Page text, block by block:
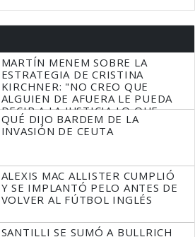
MARTÍN MENEM SOBRE LA
ESTRATEGIA DE CRISTINA
KIRCHNER: "NO CREO QUE
ALGUIEN DE AFUERA LE PUEDA
DECIR A LA JUSTICIA LO QUE
TIENE QUE HACER"
QUÉ DIJO BARDEM DE LA
INVASIÓN DE CEUTA
ALEXIS MAC ALLISTER CUMPLIÓ
Y SE IMPLANTÓ PELO ANTES DE
VOLVER AL FÚTBOL INGLÉS
SANTILLI SE SUMÓ A BULLRICH